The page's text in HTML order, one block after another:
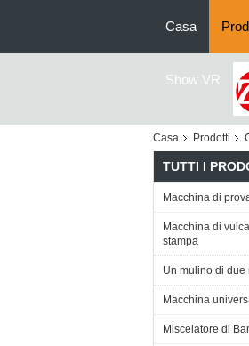
Casa
Show VR
Casa Prodotti
TUTTI I
Macchina di
Macchina di
stampa
Un mulino di due
Macchina
Miscelatore di